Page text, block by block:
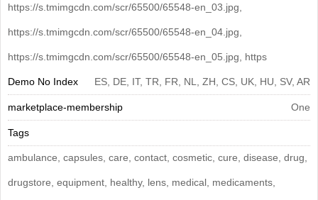
https://s.tmimgcdn.com/scr/65500/65548-en_03.jpg,
https://s.tmimgcdn.com/scr/65500/65548-en_04.jpg,
https://s.tmimgcdn.com/scr/65500/65548-en_05.jpg, https
Demo No Index ES, DE, IT, TR, FR, NL, ZH, CS, UK, HU, SV, AR
marketplace-membership One
Tags
ambulance, capsules, care, contact, cosmetic, cure, disease, drug,
drugstore, equipment, healthy, lens, medical, medicaments,